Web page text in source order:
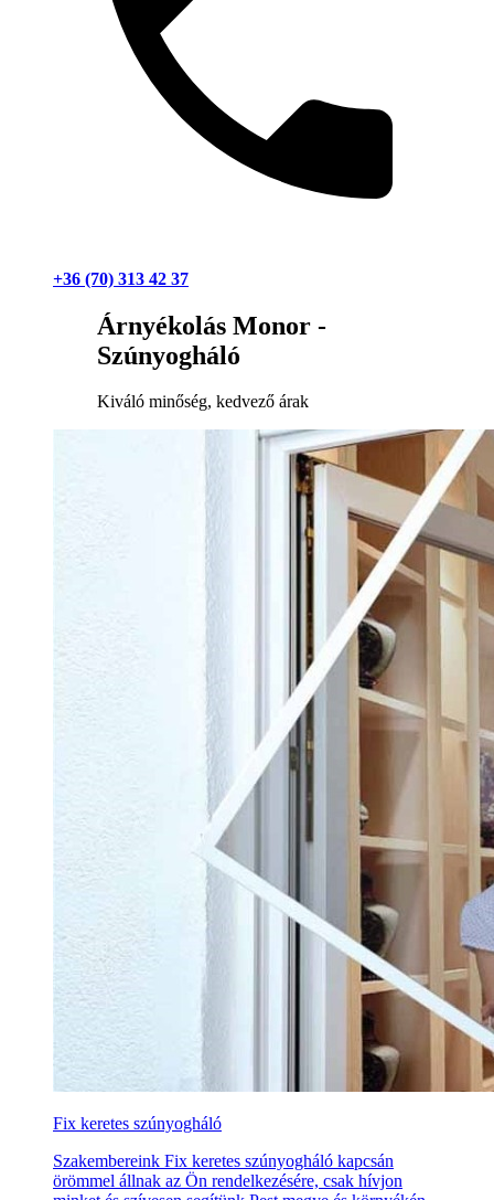
+36 (70) 313 42 37
Árnyékolás Monor -
Szúnyogháló
Kiváló minőség, kedvező árak
Fix keretes szúnyogháló
Szakembereink Fix keretes szúnyogháló kapcsán
örömmel állnak az Ön rendelkezésére, csak hívjon